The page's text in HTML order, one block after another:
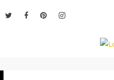
au